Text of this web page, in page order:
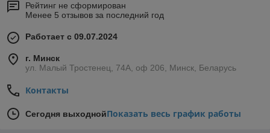
Рейтинг не сформирован
Менее 5 отзывов за последний год
Работает с 09.07.2024
г. Минск
ул. Малый Тростенец, 74А, оф 206, Минск, Беларусь
Контакты
Сегодня выходнойПоказать весь график работы